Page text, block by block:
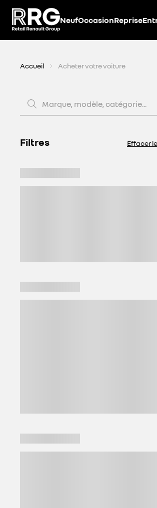
NeufOccasionReprise
Accueil Acheter votre voiture
Filtres Effacer